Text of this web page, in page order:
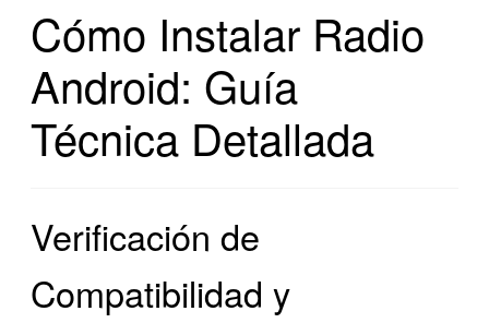
Cómo Instalar Radio
Android: Guía
Técnica Detallada
Verificación de
Compatibilidad y